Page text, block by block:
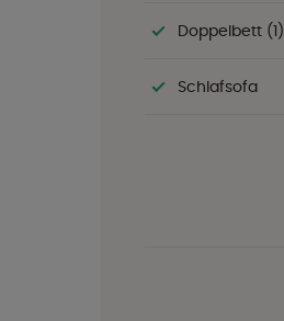
Doppelbett (1)
Schlafsofa